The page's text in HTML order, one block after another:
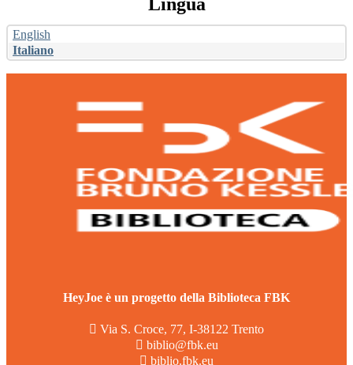
English
Italiano
HeyJoe è un progetto della Biblioteca FBK
Via S. Croce, 77, I-38122 Trento
biblio@fbk.eu
biblio.fbk.eu